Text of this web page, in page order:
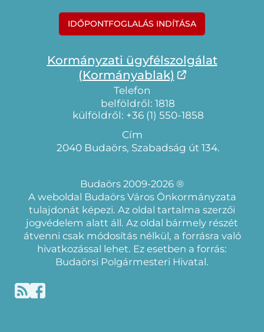
IDŐPONTFOGLALÁS INDÍTÁSA
Kormányzati ügyfélszolgálat
(Kormányablak)
Telefon
belföldről: 1818
külföldről: +36 (1) 550-1858
Cím
2040 Budaörs, Szabadság út 134.
Budaörs 2009-2026 ®
A weboldal Budaörs Város Önkormányzata
tulajdonát képezi. Az oldal tartalma szerzői
jogvédelem alatt áll. Az oldal bármely részét
átvenni csak módosítás nélkül, a forrásra való
hivatkozással lehet. Ez esetben a forrás:
Budaörsi Polgármesteri Hivatal.